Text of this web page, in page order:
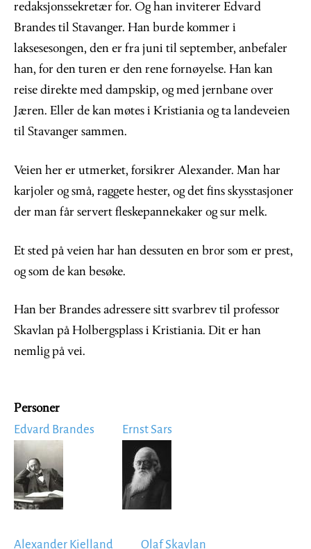
redaksjonssekretær for. Og han inviterer Edvard
Brandes til Stavanger. Han burde kommer i
laksesesongen, den er fra juni til september, anbefaler
han, for den turen er den rene fornøyelse. Han kan
reise direkte med dampskip, og med jernbane over
Jæren. Eller de kan møtes i Kristiania og ta landeveien
til Stavanger sammen.
Veien her er utmerket, forsikrer Alexander. Man har
karjoler og små, raggete hester, og det fins skysstasjoner
der man får servert fleskepannekaker og sur melk.
Et sted på veien har han dessuten en bror som er prest,
og som de kan besøke.
Han ber Brandes adressere sitt svarbrev til professor
Skavlan på Holbergsplass i Kristiania. Dit er han
nemlig på vei.
Personer
Edvard Brandes
Image
Ernst Sars
Image
Alexander Kielland Olaf Skavlan